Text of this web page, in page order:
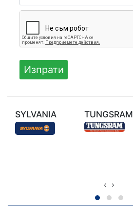
SYLVANIA TUNGSRAM
‹ ›